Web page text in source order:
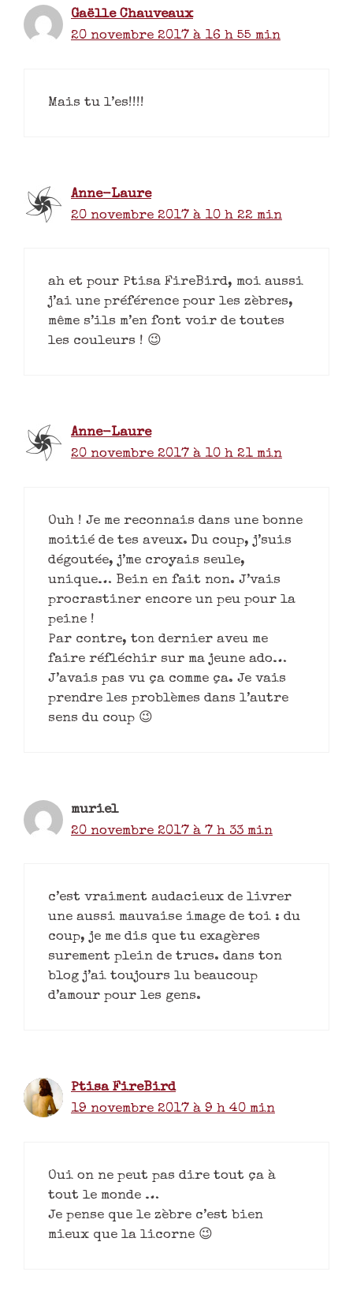
Gaëlle Chauveaux
20 novembre 2017 à 16 h 55 min
Mais tu l’es!!!!
Anne-Laure
20 novembre 2017 à 10 h 22 min
ah et pour Ptisa FireBird, moi aussi
j’ai une préférence pour les zèbres,
même s’ils m’en font voir de toutes
les couleurs ! 😉
Anne-Laure
20 novembre 2017 à 10 h 21 min
Ouh ! Je me reconnais dans une bonne
moitié de tes aveux. Du coup, j’suis
dégoutée, j’me croyais seule,
unique… Bein en fait non. J’vais
procrastiner encore un peu pour la
peine !
Par contre, ton dernier aveu me
faire réfléchir sur ma jeune ado…
J’avais pas vu ça comme ça. Je vais
prendre les problèmes dans l’autre
sens du coup 😉
muriel
20 novembre 2017 à 7 h 33 min
c’est vraiment audacieux de livrer
une aussi mauvaise image de toi : du
coup, je me dis que tu exagères
surement plein de trucs. dans ton
blog j’ai toujours lu beaucoup
d’amour pour les gens.
Ptisa FireBird
19 novembre 2017 à 9 h 40 min
Oui on ne peut pas dire tout ça à
tout le monde …
Je pense que le zèbre c’est bien
mieux que la licorne 😉